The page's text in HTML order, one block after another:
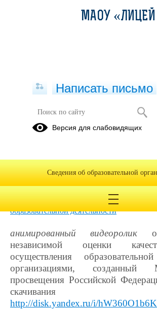
Независимая оценка
МАОУ "Лицей №7" на сайте bus.gov.ru
Независимая оценка качества
образовательной деятельности
анимированный видеоролик о
независимой оценки
осуществления
организациями, созданный
просвещения Российской
скачивания
http://disk.yandex.ru/i/
МАОУ
Написать письмо
Версия для слабовидящих
Сведения об образовательной